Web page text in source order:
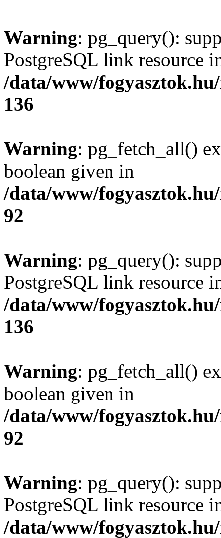
Warning: pg_query():
PostgreSQL link resource
/data/www/
136
Warning: pg_fetch_all()
boolean given in
/data/www/
92
Warning: pg_query():
PostgreSQL link resource
/data/www/
136
Warning: pg_fetch_all()
boolean given in
/data/www/
92
Warning: pg_query():
PostgreSQL link resource
/data/www/